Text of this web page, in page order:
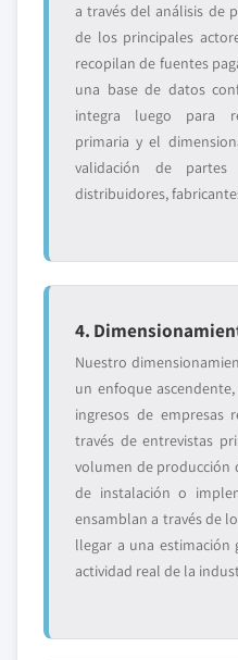
a través del análisis de
de los principales
recopilan de fuentes
una base de datos
integra luego para
primaria y el
validación de partes
distribuidores,
4.
Nuestro
un enfoque
ingresos de empresas
través de entrevistas
volumen de producción
de instalación o
ensamblan a través de
llegar a una
actividad real de la